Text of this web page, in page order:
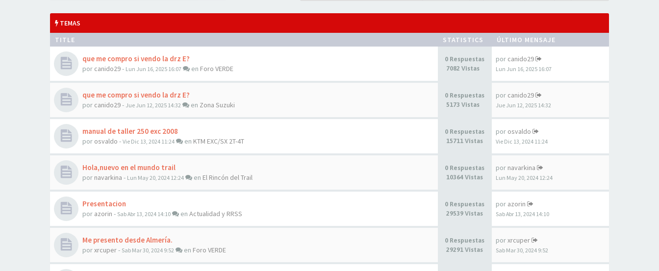
TEMAS
TITLE
STATISTICS ÚLTIMO MENSAJE
que me compro si vendo la drz E?
por canido29- Lun Jun 16, 2025 16:07 en Foro VERDE
0 Respuestas
7082 Vistas
por canido29
Lun Jun 16, 2025 16:07
que me compro si vendo la drz E?
por canido29- Jue Jun 12, 2025 14:32 en Zona Suzuki
0 Respuestas
5173 Vistas
por canido29
Jue Jun 12, 2025 14:32
manual de taller 250 exc 2008
por osvaldo - Vie Dic 13, 2024 11:24 en KTM EXC/SX 2T-4T
0 Respuestas
15711 Vistas
por osvaldo
Vie Dic 13, 2024 11:24
Hola,nuevo en el mundo trail
por navarkina - Lun May 20, 2024 12:24 en El Rincón del Trail
0 Respuestas
10364 Vistas
por navarkina
Lun May 20, 2024 12:24
Presentacion
por azorin - Sab Abr 13, 2024 14:10 en Actualidad y RRSS
0 Respuestas
29539 Vistas
por azorin
Sab Abr 13, 2024 14:10
Me presento desde Almería.
porxrcuper- Sab Mar 30, 2024 9:52 en Foro VERDE
0 Respuestas
29291 Vistas
porxrcuper
Sab Mar 30, 2024 9:52